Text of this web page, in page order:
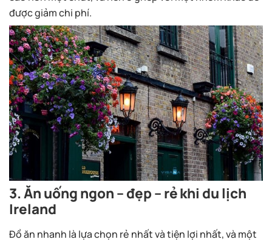
được giảm chi phí.
3. Ăn uống ngon – đẹp – rẻ khi du lịch
Ireland
Đồ ăn nhanh là lựa chọn rẻ nhất và tiện lợi nhất, và một